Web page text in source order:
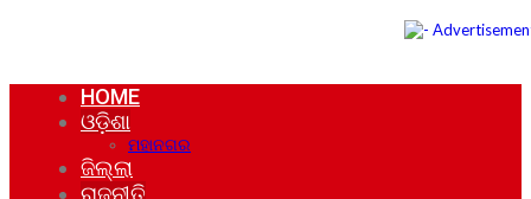
HOME
ଓଡ଼ିଶା
ମହାନଗର
ଜିଲ୍ଲା
ରାଜନୀତି